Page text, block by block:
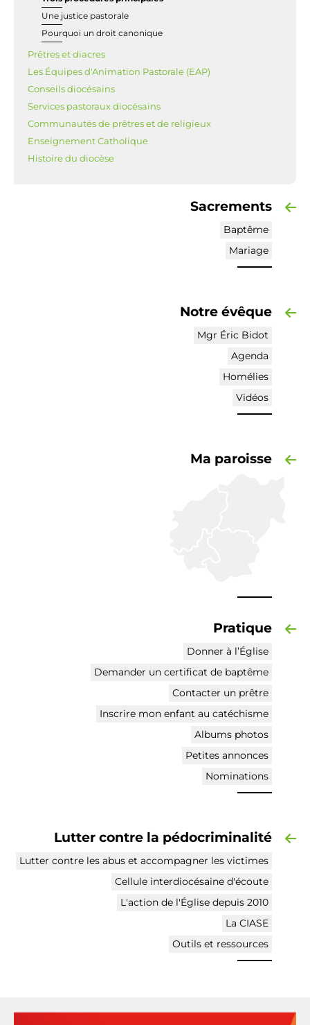
Une justice pastorale
Pourquoi un droit canonique
Prêtres et diacres
Les Équipes d'Animation Pastorale (EAP)
Conseils diocésains
Services pastoraux diocésains
Communautés de prêtres et de religieux
Enseignement Catholique
Histoire du diocèse
Sacrements
Baptême
Mariage
Notre évêque
Mgr Éric Bidot
Agenda
Homélies
Vidéos
Ma paroisse
Pratique
Donner à l’Église
Demander un certificat de baptême
Contacter un prêtre
Inscrire mon enfant au catéchisme
Albums photos
Petites annonces
Nominations
Lutter contre la pédocriminalité
Lutter contre les abus et accompagner les victimes
Cellule interdiocésaine d'écoute
L'action de l'Église depuis 2010
La CIASE
Outils et ressources